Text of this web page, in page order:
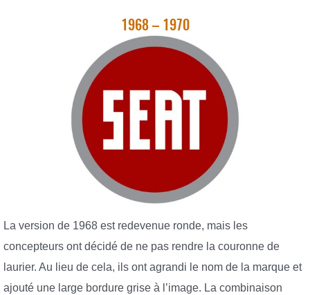
1968 – 1970
La version de 1968 est redevenue ronde, mais les
concepteurs ont décidé de ne pas rendre la couronne de
laurier. Au lieu de cela, ils ont agrandi le nom de la marque et
ajouté une large bordure grise à l’image. La combinaison